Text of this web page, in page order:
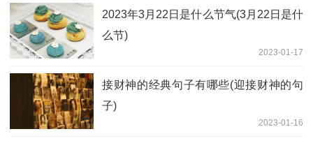
2023年3月22日是什么节气(3月22日是什
么节)
2023-01-17
接财神的经典句子有哪些(迎接财神的句
子)
2023-01-16